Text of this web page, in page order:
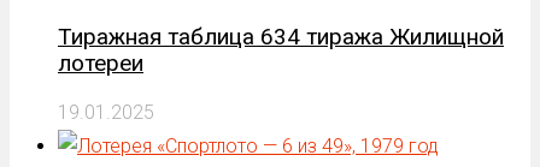
Тиражная таблица 634 тиража Жилищной
лотереи
19.01.2025